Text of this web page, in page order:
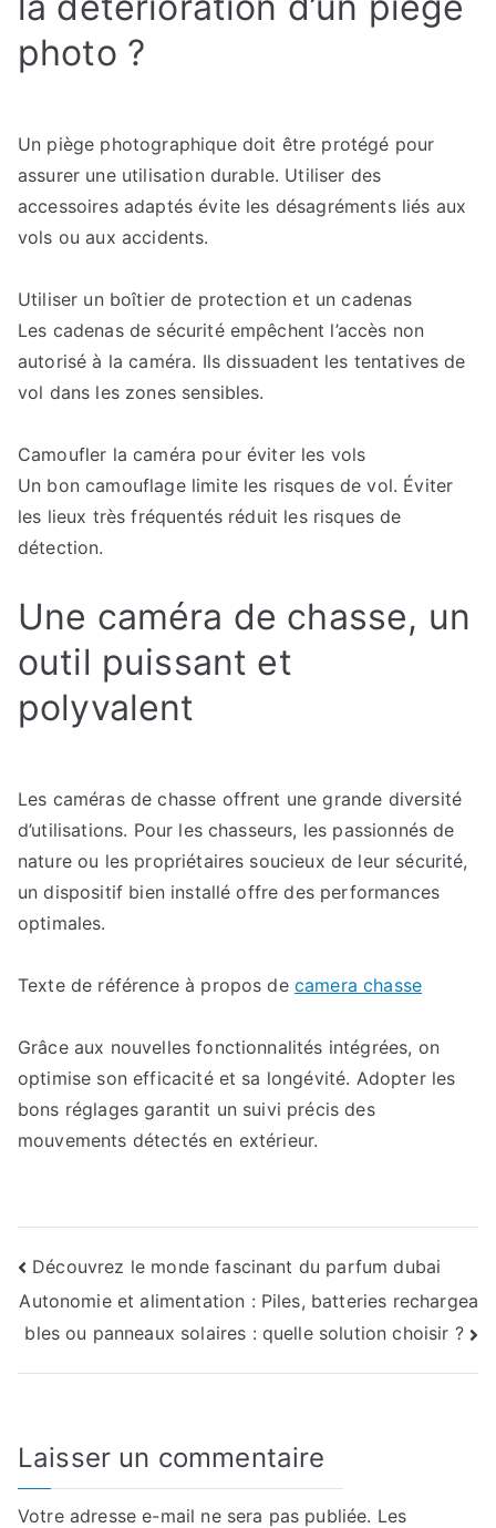
photo ?
Un piège photographique doit être protégé pour
assurer une utilisation durable. Utiliser des
accessoires adaptés évite les désagréments liés aux
vols ou aux accidents.
Utiliser un boîtier de protection et un cadenas
Les cadenas de sécurité empêchent l’accès non
autorisé à la caméra. Ils dissuadent les tentatives de
vol dans les zones sensibles.
Camoufler la caméra pour éviter les vols
Un bon camouflage limite les risques de vol. Éviter
les lieux très fréquentés réduit les risques de
détection.
Une caméra de chasse, un
outil puissant et
polyvalent
Les caméras de chasse offrent une grande diversité
d’utilisations. Pour les chasseurs, les passionnés de
nature ou les propriétaires soucieux de leur sécurité,
un dispositif bien installé offre des performances
optimales.
Texte de référence à propos de camera chasse
Grâce aux nouvelles fonctionnalités intégrées, on
optimise son efficacité et sa longévité. Adopter les
bons réglages garantit un suivi précis des
mouvements détectés en extérieur.
Navigation
de
l’article
Découvrez le monde fascinant du parfum dubai
Autonomie et alimentation : Piles, batteries rechargea
bles ou panneaux solaires : quelle solution choisir ?
Laisser un commentaire
Votre adresse e-mail ne sera pas publiée. Les